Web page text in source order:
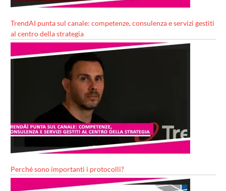
TrendAI punta sul canale: competenze, consulenza e servizi gestiti
al centro della strategia
Perché sono importanti i protocolli?